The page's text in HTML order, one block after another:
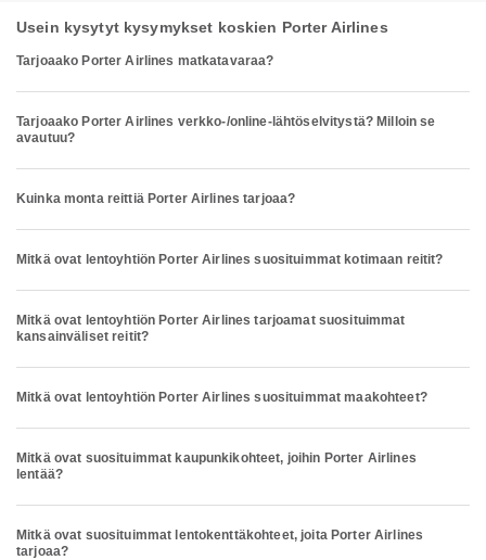
Usein kysytyt kysymykset koskien Porter Airlines
Tarjoaako Porter Airlines matkatavaraa?
Tarjoaako Porter Airlines verkko-/online-lähtöselvitystä? Milloin se
avautuu?
Kuinka monta reittiä Porter Airlines tarjoaa?
Mitkä ovat lentoyhtiön Porter Airlines suosituimmat kotimaan reitit?
Mitkä ovat lentoyhtiön Porter Airlines tarjoamat suosituimmat
kansainväliset reitit?
Mitkä ovat lentoyhtiön Porter Airlines suosituimmat maakohteet?
Mitkä ovat suosituimmat kaupunkikohteet, joihin Porter Airlines
lentää?
Mitkä ovat suosituimmat lentokenttäkohteet, joita Porter Airlines
tarjoaa?